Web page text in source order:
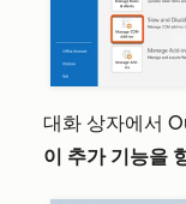
대화 상자에서
이 추가 기능을